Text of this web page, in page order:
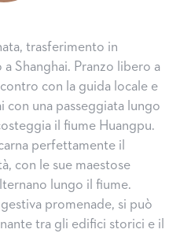
trasferimento in
Shanghai. Pranzo libero a
con la guida locale e
con una passeggiata lungo
il fiume Huangpu.
perfettamente il
con le sue maestose
lungo il fiume.
promenade, si può
tra gli edifici storici e il